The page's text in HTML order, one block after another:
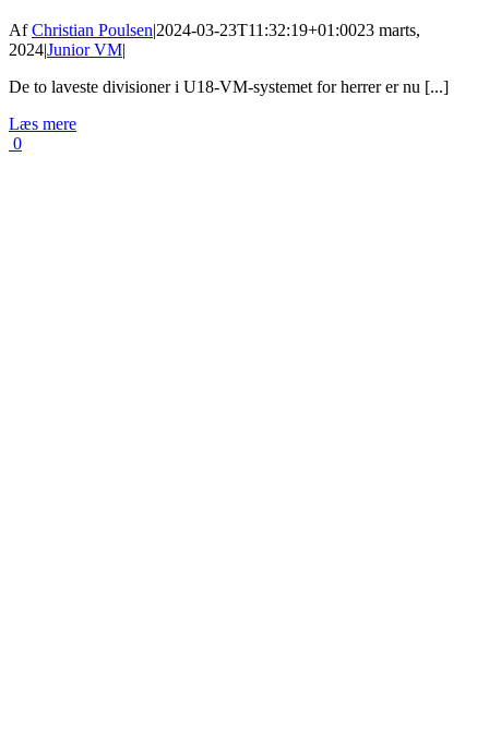
AfChristian Poulsen|2024-03-23T11:32:19+01:0023 marts,
2024|Junior VM|
De to laveste divisioner i U18-VM-systemet for herrer er nu [...]
Læs mere
0